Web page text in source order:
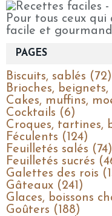
Pour tous ceux
facile et
PAGES
Biscuits, sablés (72)
Brioches,
Cakes, muffins,
Cocktails (6)
Croques, tartines,
Féculents (124)
Feuilletés salés (74)
Feuilletés sucrés
Galettes des rois
Gâteaux (241)
Glaces, boissons
Goûters (188)